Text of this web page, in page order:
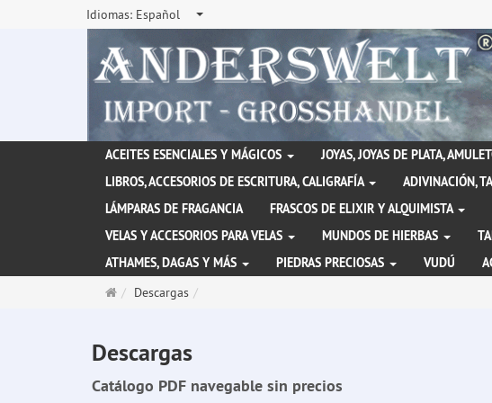
Idiomas: Español
ACEITES ESENCIALES Y MÁGICOS JOYAS, JOYAS DE PLATA,
LIBROS, ACCESORIOS DE ESCRITURA, CALIGRAFÍA
ADIVINACIÓN,
LÁMPARAS DE FRAGANCIA
FRASCOS DE ELIXIR Y ALQUIMISTA
VELAS Y ACCESORIOS PARA VELAS
MUNDOS DE HIERBAS
ATHAMES, DAGAS Y MÁS
PIEDRAS PRECIOSAS VUDÚ
PáginaDescargas
Descargas
Catálogo PDF navegable sin precios